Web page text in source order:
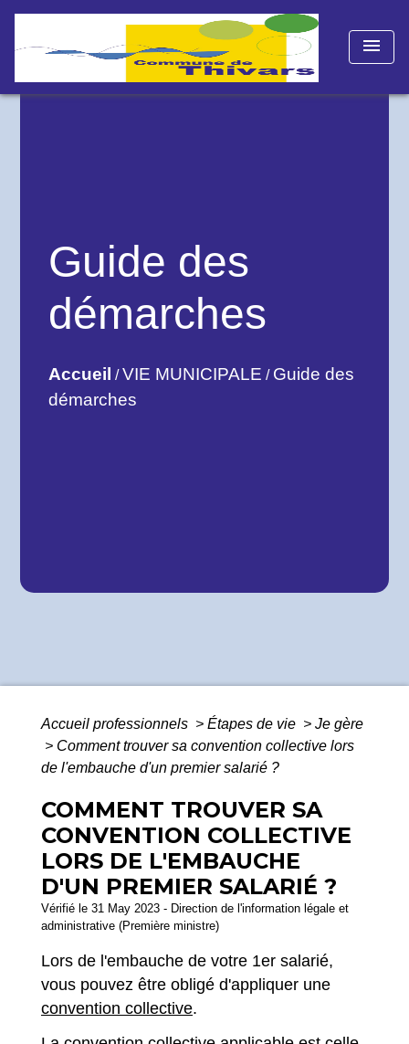
menu
Guide des
démarches
Accueil /VIE MUNICIPALE / Guide des
démarches
Accueil professionnels > Étapes de vie > Je gère
> Comment trouver sa convention collective lors
de l'embauche d'un premier salarié ?
COMMENT TROUVER SA
CONVENTION COLLECTIVE
LORS DE L'EMBAUCHE
D'UN PREMIER SALARIÉ ?
Vérifié le 31 May 2023 - Direction de l'information légale et
administrative (Première ministre)
Lors de l'embauche de votre 1er salarié,
vous pouvez être obligé d'appliquer une
convention collective.